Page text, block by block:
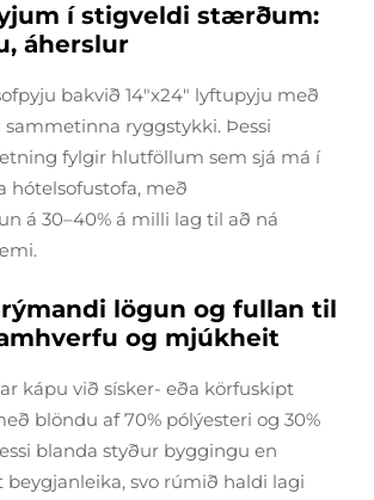
í stigveldi stærðum:
áherslur
bakvið 14"x24" lyftupyju með
sammetinna ryggstykki. Þessi
fylgir hlutföllum sem sjá má í
hótelsofustofa, með
á 30–40% á milli lag til að ná
lögun og fullan til
og mjúkheit
kápu við sísker- eða körfuskipt
blöndu af 70% pólýesteri og 30%
blanda styður byggingu en
svo rúmið haldi lagi